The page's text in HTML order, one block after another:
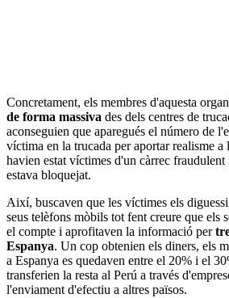
Concretament, els membres d'aquesta
de forma massiva des dels centres de
aconseguien que aparegués el número de
víctima en la trucada per aportar realisme a
havien estat víctimes d'un càrrec fraudulent
estava bloquejat.
Així, buscaven que les víctimes els
seus telèfons mòbils tot fent creure que els
el compte i aprofitaven la informació per
Espanya. Un cop obtenien els diners, els
a Espanya es quedaven entre el 20% i el
transferien la resta al Perú a través
l'enviament d'efectiu a altres països.